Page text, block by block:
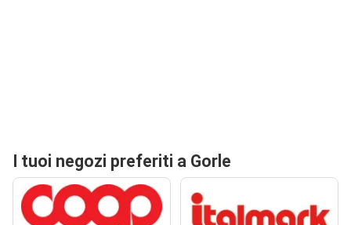
I tuoi negozi preferiti a Gorle